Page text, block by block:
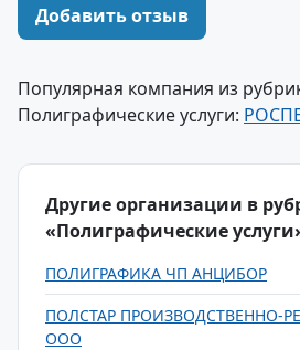
Добавить отзыв
Популярная компания из
Полиграфические услуги:
Другие организации в
«Полиграфические
ПОЛИГРАФИКА ЧП АНЦИБОР
ПОЛСТАР ПРОИЗВОДСТВЕННО-
ООО